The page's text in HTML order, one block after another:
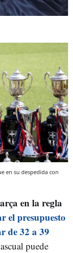
en su despedida con
en la regla
el presupuesto
de 32 a 39
puede